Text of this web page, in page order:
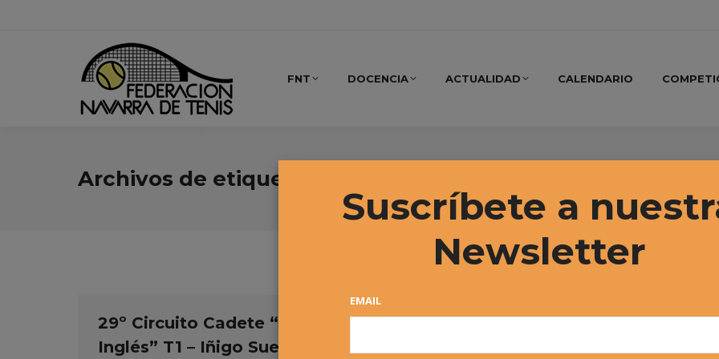
FNT DOCENCIA ACTUALIDAD CALENDARIO
Archivos de etiqueta:
29º Circuito Cadete “El Corte
Inglés” T1 – Iñigo Suescun e
19º Circuito Alevín “El Corte
Suscríbete a
Newsletter
EMAIL